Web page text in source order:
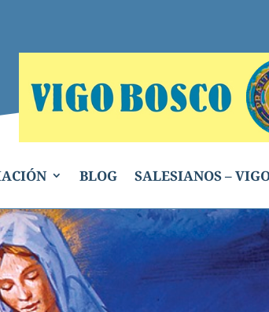
BLOG SALESIANOS –